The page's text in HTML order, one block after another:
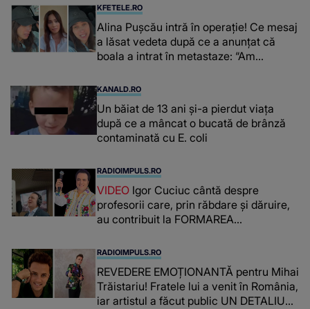
KFETELE.RO
Alina Pușcău intră în operație! Ce mesaj
a lăsat vedeta după ce a anunțat că
boala a intrat în metastaze: “Am
KANALD.RO
Un băiat de 13 ani și-a pierdut viața
după ce a mâncat o bucată de brânză
contaminată cu E. coli
RADIOIMPULS.RO
VIDEO Igor Cuciuc cântă despre
profesorii care, prin răbdare și dăruire,
au contribuit la FORMAREA
despre dascălii care lasă amprente
puternice ÎN SUFLETELE ELEVILOR,
chiar și după trecerea anilor: "De
fiecare dată când..."
RADIOIMPULS.RO
REVEDERE EMOȚIONANTĂ pentru Mihai
Trăistariu! Fratele lui a venit în România,
iar artistul a făcut public UN DETALIU